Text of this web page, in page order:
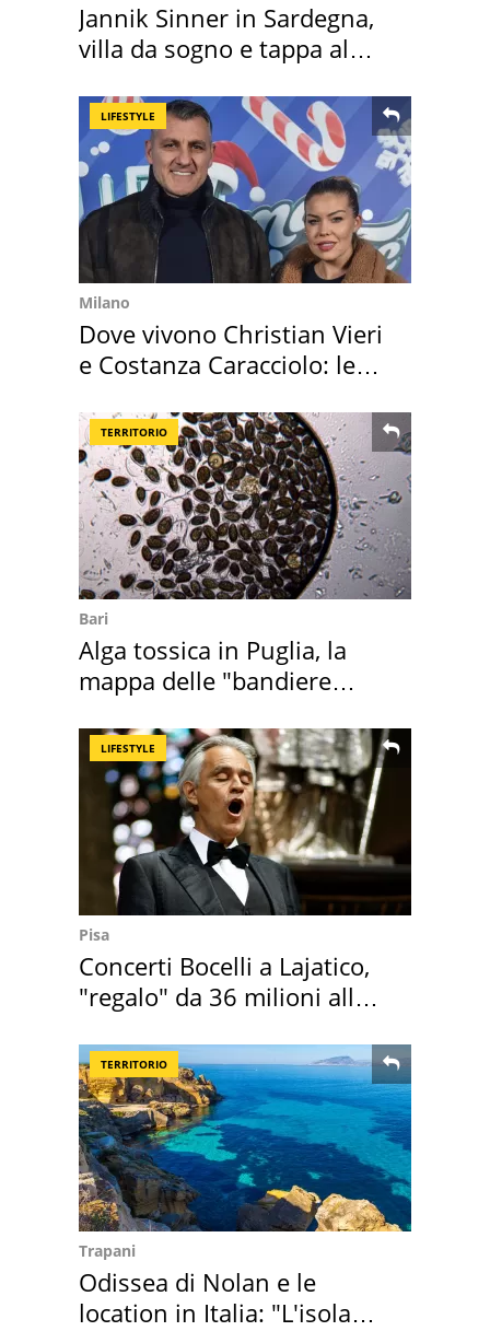
Jannik Sinner in Sardegna,
villa da sogno e tappa al
LIFESTYLE
Milano
Dove vivono Christian Vieri
e Costanza Caracciolo: le
TERRITORIO
Bari
Alga tossica in Puglia, la
mappa delle "bandiere
LIFESTYLE
Pisa
Concerti Bocelli a Lajatico,
"regalo" da 36 milioni alla
TERRITORIO
Trapani
Odissea di Nolan e le
location in Italia: "L'isola